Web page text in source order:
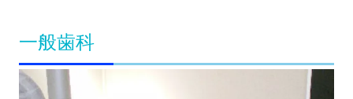
一般歯科